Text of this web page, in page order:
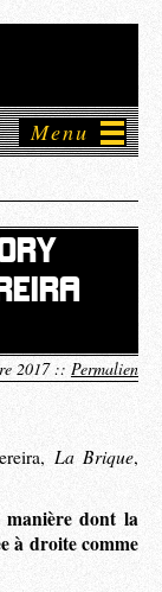
Menu
2017 ::Permalien
La Brique,
dont la
à droite comme